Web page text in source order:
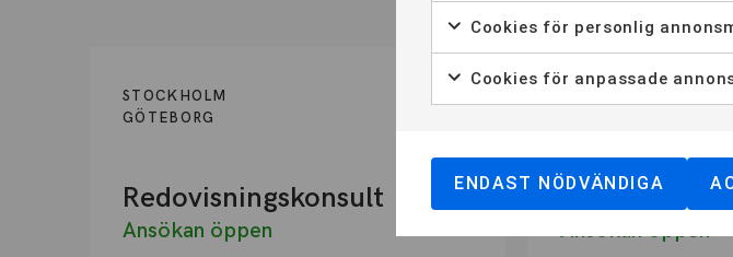
STOCKHOLM
GÖTEBORG
Redovisningskonsult
Ansökan öppen
YH-PROGRAM Butiksledare
Ansökan öppen
Cookies för personlig
Cookies för anpassade
ENDAST NÖDVÄNDIGA